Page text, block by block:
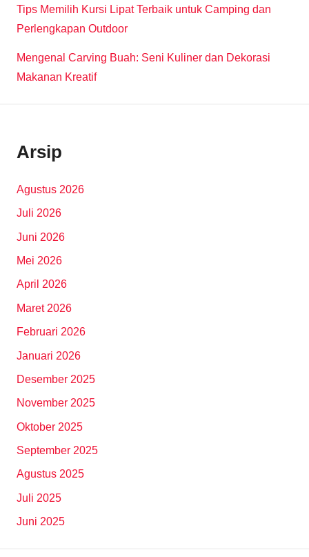
Tips Memilih Kursi Lipat Terbaik untuk Camping dan
Perlengkapan Outdoor
Mengenal Carving Buah: Seni Kuliner dan Dekorasi
Makanan Kreatif
Arsip
Agustus 2026
Juli 2026
Juni 2026
Mei 2026
April 2026
Maret 2026
Februari 2026
Januari 2026
Desember 2025
November 2025
Oktober 2025
September 2025
Agustus 2025
Juli 2025
Juni 2025